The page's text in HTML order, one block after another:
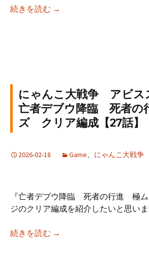
続きを読む にゃんこ大戦争 アビス
→
にゃんこ大戦争 アビ
亡者デブウ降臨 死者
ズ クリア編成【27話】
2026-02-18 Game、 にゃんこ大戦争
『亡者デブウ降臨 死者の行進 極ム
ジのクリア編成を紹介したいと思い
続きを読む にゃんこ大戦争 アビス
→